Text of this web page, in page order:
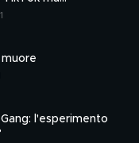
muore
Gang: l'esperimento